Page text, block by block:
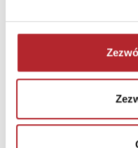
Wyłączność